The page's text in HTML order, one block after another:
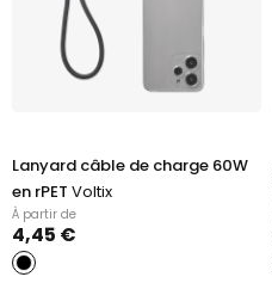
Lanyard câble de charge 60W
en rPET Voltix
À partir de
4,45 €